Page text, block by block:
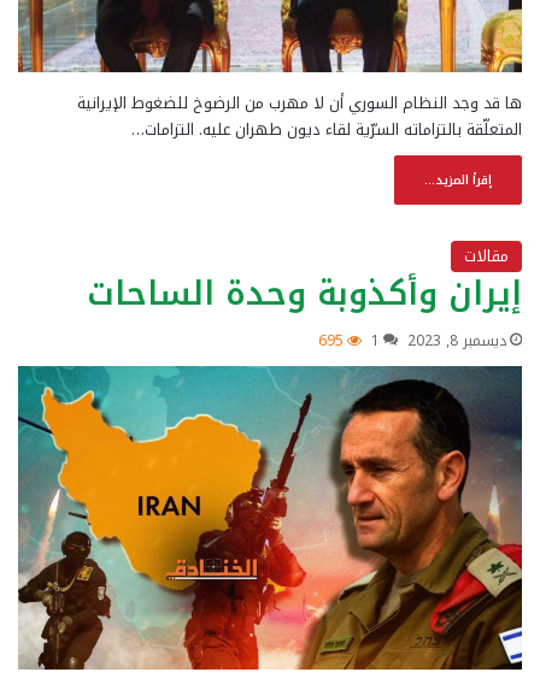
ها قد وجد النظام السوري أن لا مهرب من الرضوخ للضغوط الإيرانية
المتعلّقة بالتزاماته السرّية لقاء ديون طهران عليه. التزامات…
إقرأ المزيد...
مقالات
إيران وأكذوبة وحدة الساحات
ديسمبر 8, 2023 1
695